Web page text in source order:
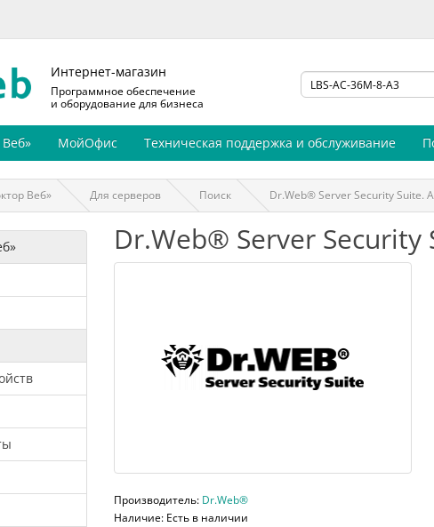
Интернет-магазин
Программное обеспечение
и оборудование для бизнеса
МойОфис Техническая поддержка и обслуживание
Веб» Для серверов Поиск Dr.Web® Server Security Suite.
Dr.Web® Server Security
Производитель: Dr.Web®
Наличие: Есть в наличии